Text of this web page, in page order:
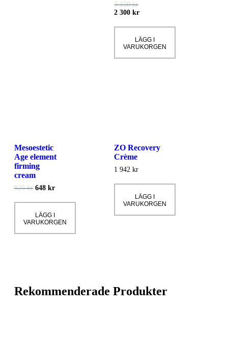
3 150kr
2 300 kr
LÄGG I
VARUKORGEN
Mesoestetic
Age element
firming
cream
925kr 648 kr
LÄGG I
VARUKORGEN
ZO Recovery
Crème
1 942 kr
LÄGG I
VARUKORGEN
Rekommenderade Produkter